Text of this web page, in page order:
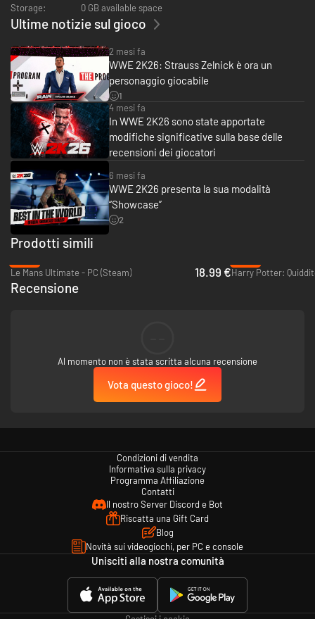
• Brian Pillman
• La Parka
Stagione 4
• Jeff Hardy
• Matt Hardy
• Jelly Roll
• Lady Shani
Stagione 5
• Danhausen
• Bam Bam Bigelow
• Brie Bella
• Pagano
Stagione 6
• Earthquake
• Typhoon
• Royce Keys
• Octagón Jr.
Alcune funzionalità, come la modalità multigiocatore online, le
I contenuti aggiuntivi richiedono il gioco base e una connessione Internet,
può variare) per riscattarli e utilizzarli. Gioco base venduto
separatamente. L'acquisto, l'utilizzo e la riscossione sono soggetti a
un abbonamento separato e la creazione di un account. Per maggiori
dettagli sulla disponibilità delle funzionalità e dei servizi online, visita
https://bit.ly/2K-Online-Services-Status.
Storage: 0 GB available space
Ultime notizie sul gioco
2 mesi fa
WWE 2K26: Strauss Zelnick è ora un
personaggio giocabile
1
4 mesi fa
In WWE 2K26 sono state apportate
modifiche significative sulla base delle
recensioni dei giocatori
6 mesi fa
WWE 2K26 presenta la sua modalità
“Showcase”
2
Prodotti simili
Le Mans Ultimate - PC (Steam)
18.99 €
Recensione
Al momento non è stata scritta alcuna recensione
Vota questo gioco!
Condizioni di vendita
Informativa sulla privacy
Programma Affiliazione
Contatti
Il nostro Server Discord e Bot
Riscatta una Gift Card
Blog
Novità sui videogiochi, per PC e console
Unisciti alla nostra comunità